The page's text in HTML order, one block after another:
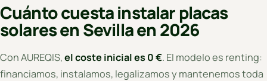
Cuánto cuesta instalar placas
solares en Sevilla en 2026
Con AUREQIS,el coste inicial es 0 €. El modelo es renting:
financiamos, instalamos, legalizamos y mantenemos toda